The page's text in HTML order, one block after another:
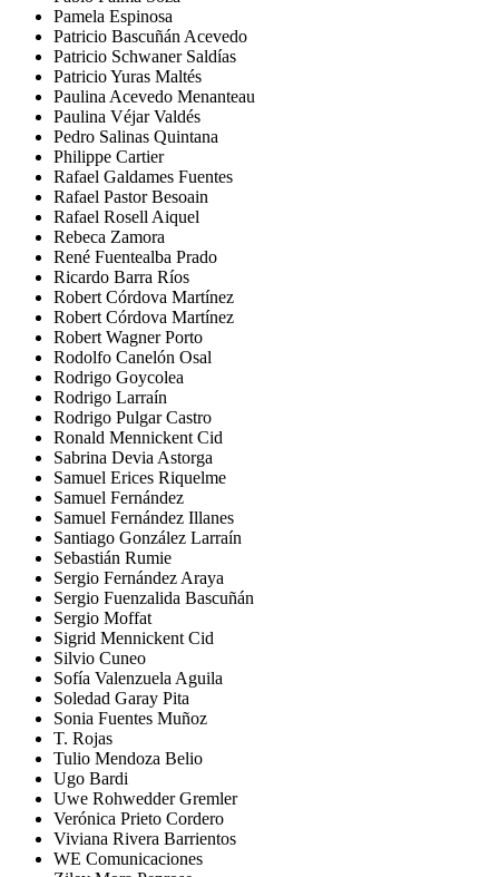
Pamela Espinosa
Patricio Bascuñán Acevedo
Patricio Schwaner Saldías
Patricio Yuras Maltés
Paulina Acevedo Menanteau
Paulina Véjar Valdés
Pedro Salinas Quintana
Philippe Cartier
Rafael Galdames Fuentes
Rafael Pastor Besoain
Rafael Rosell Aiquel
Rebeca Zamora
René Fuentealba Prado
Ricardo Barra Ríos
Robert Córdova Martínez
Robert Córdova Martínez
Robert Wagner Porto
Rodolfo Canelón Osal
Rodrigo Goycolea
Rodrigo Larraín
Rodrigo Pulgar Castro
Ronald Mennickent Cid
Sabrina Devia Astorga
Samuel Erices Riquelme
Samuel Fernández
Samuel Fernández Illanes
Santiago González Larraín
Sebastián Rumie
Sergio Fernández Araya
Sergio Fuenzalida Bascuñán
Sergio Moffat
Sigrid Mennickent Cid
Silvio Cuneo
Sofía Valenzuela Aguila
Soledad Garay Pita
Sonia Fuentes Muñoz
T. Rojas
Tulio Mendoza Belio
Ugo Bardi
Uwe Rohwedder Gremler
Verónica Prieto Cordero
Viviana Rivera Barrientos
WE Comunicaciones